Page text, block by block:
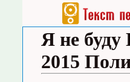
Я не
2015